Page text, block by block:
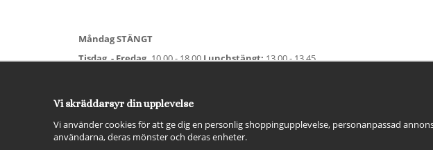
Måndag STÄNGT
Tisdag - Fredag, 10.00 - 18.00 Lunchstängt: 13.00 - 13.45
För avvikande öppettider:
Vi skräddarsyr din upplevelse
Vi använder cookies för att ge dig en personlig shoppingupplevelse, personanpassad
användarna, deras mönster och deras enheter.